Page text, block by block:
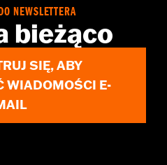
NEWSLETTERA
bieżąco
SIĘ, ABY
WIADOMOŚCI E-